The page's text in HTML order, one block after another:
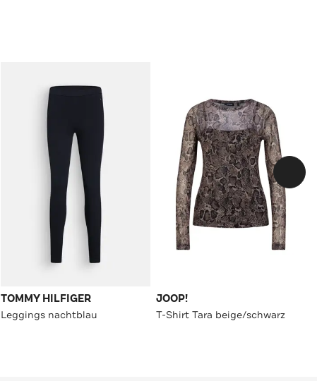
TOMMY HILFIGER
Leggings nachtblau
JOOP!
T-Shirt Tara beige/schwarz